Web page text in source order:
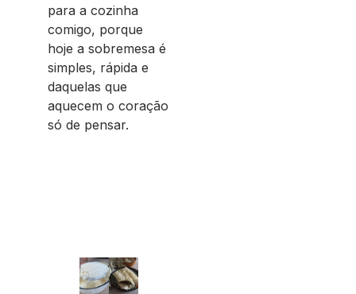
para a cozinha
comigo, porque
hoje a sobremesa é
simples, rápida e
daquelas que
aquecem o coração
só de pensar.